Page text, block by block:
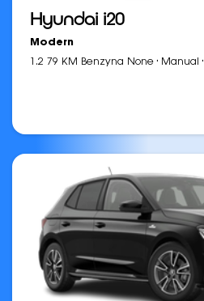
Hyundai i20
Modern
1.2 79 KM Benzyna None· Manual·